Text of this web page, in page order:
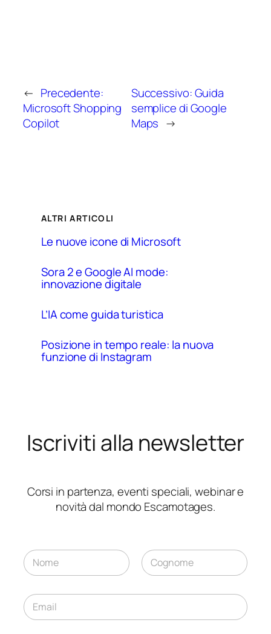
← Precedente:
Microsoft Shopping
Copilot
Successivo:Guida
semplice di Google
Maps →
ALTRI ARTICOLI
Le nuove icone di Microsoft
Sora 2 e Google AI mode:
innovazione digitale
L’IA come guida turistica
Posizione in tempo reale: la nuova
funzione di Instagram
Iscriviti alla newsletter
Corsi in partenza, eventi speciali, webinar e
novità dal mondo Escamotages.
m
i
E
N
o
m
*E
m
a